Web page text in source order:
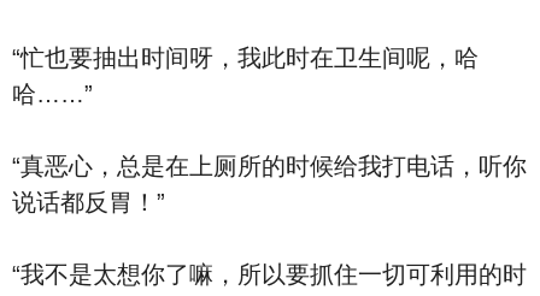
“忙也要抽出时间呀，我此时在卫生间呢，哈
哈……”
“真恶心，总是在上厕所的时候给我打电话，听你
说话都反胃！”
“我不是太想你了嘛，所以要抓住一切可利用的时